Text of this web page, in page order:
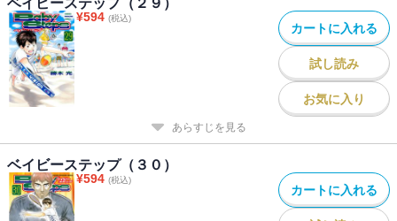
ベイビーステップ（２９）
¥594 (税込)
カートに入れる
試し読み
お気に入り
あらすじを見る
ベイビーステップ（３０）
¥594 (税込)
カートに入れる